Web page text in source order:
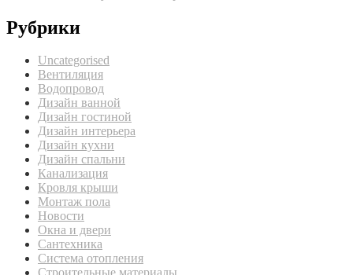
Рубрики
Uncategorised
Вентиляция
Водопровод
Дизайн ванной
Дизайн гостиной
Дизайн интерьера
Дизайн кухни
Дизайн спальни
Канализация
Кровля крыши
Монтаж пола
Новости
Окна и двери
Сантехника
Система отопления